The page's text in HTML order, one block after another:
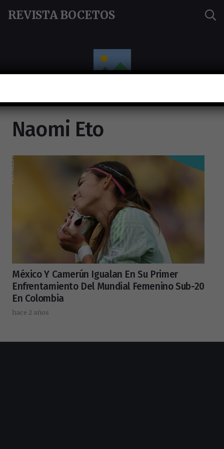
REVISTA BOCETOS
Naomi Eto
México Y Camerún Igualan En Su Primer
Enfrentamiento Del Mundial Femenino Sub-20
En Colombia
hace 2 años